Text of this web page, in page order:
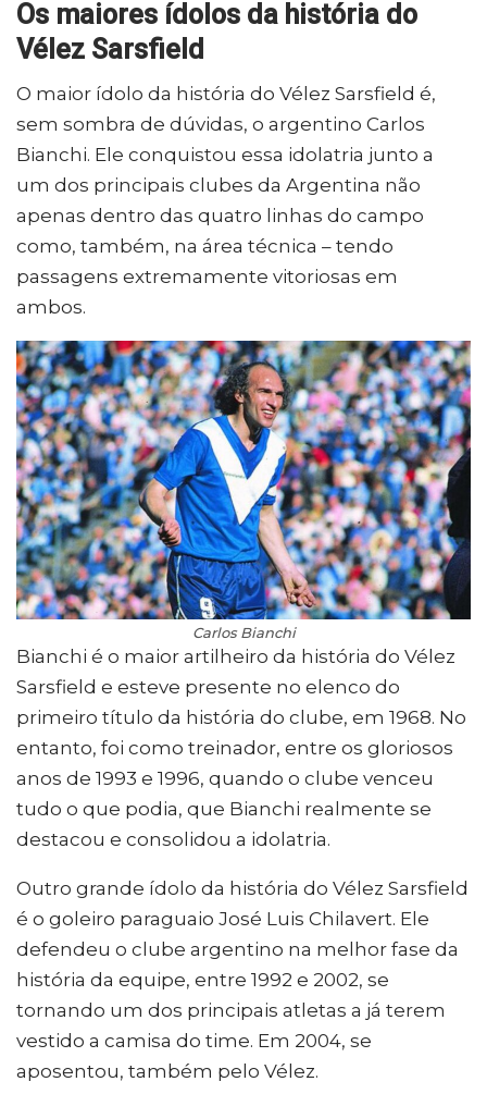
Os maiores ídolos da história do
Vélez Sarsfield
O maior ídolo da história do Vélez Sarsfield é,
sem sombra de dúvidas, o argentino Carlos
Bianchi. Ele conquistou essa idolatria junto a
um dos principais clubes da Argentina não
apenas dentro das quatro linhas do campo
como, também, na área técnica – tendo
passagens extremamente vitoriosas em
ambos.
Carlos Bianchi
Bianchi é o maior artilheiro da história do Vélez
Sarsfield e esteve presente no elenco do
primeiro título da história do clube, em 1968. No
entanto, foi como treinador, entre os gloriosos
anos de 1993 e 1996, quando o clube venceu
tudo o que podia, que Bianchi realmente se
destacou e consolidou a idolatria.
Outro grande ídolo da história do Vélez Sarsfield
é o goleiro paraguaio José Luis Chilavert. Ele
defendeu o clube argentino na melhor fase da
história da equipe, entre 1992 e 2002, se
tornando um dos principais atletas a já terem
vestido a camisa do time. Em 2004, se
aposentou, também pelo Vélez.